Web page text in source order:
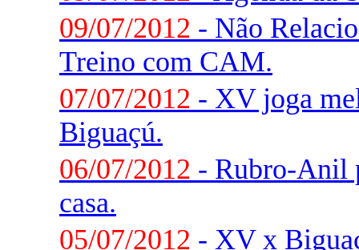
09/07/2012 - Não
Treino com CAM.
07/07/2012 - XV joga
Biguaçú.
06/07/2012 - Rubro-Anil
casa.
05/07/2012 - XV x